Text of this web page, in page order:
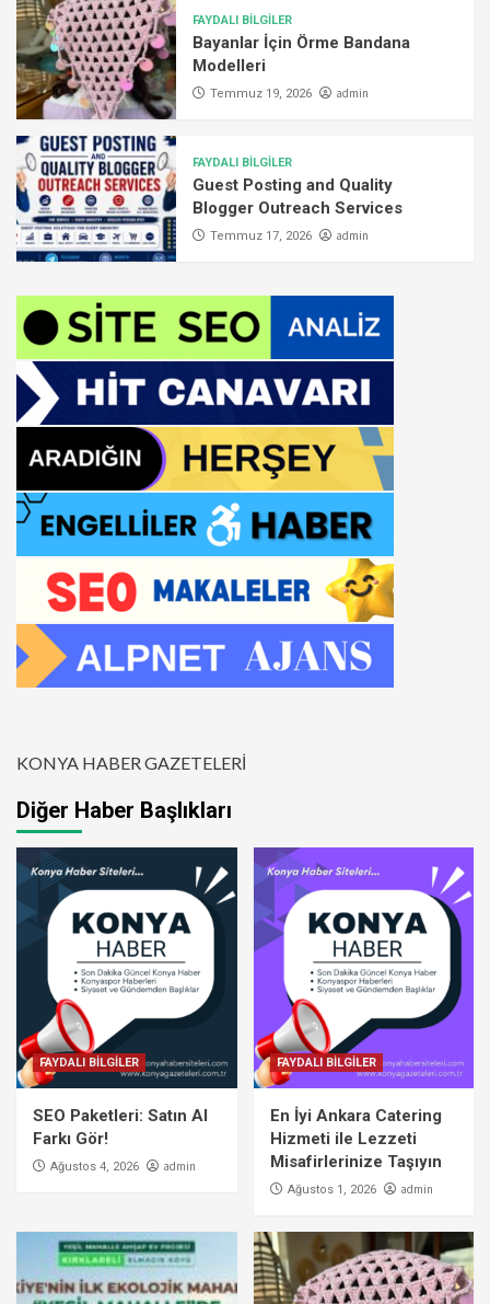
FAYDALI BİLGİLER
Bayanlar İçin Örme Bandana
Modelleri
Temmuz 19, 2026 admin
FAYDALI BİLGİLER
Guest Posting and Quality
Blogger Outreach Services
Temmuz 17, 2026 admin
KONYA HABER GAZETELERİ
Diğer Haber Başlıkları
FAYDALI BİLGİLER
SEO Paketleri: Satın Al
Farkı Gör!
Ağustos 4, 2026 admin
FAYDALI BİLGİLER
En İyi Ankara Catering
Hizmeti ile Lezzeti
Misafirlerinize Taşıyın
Ağustos 1, 2026 admin